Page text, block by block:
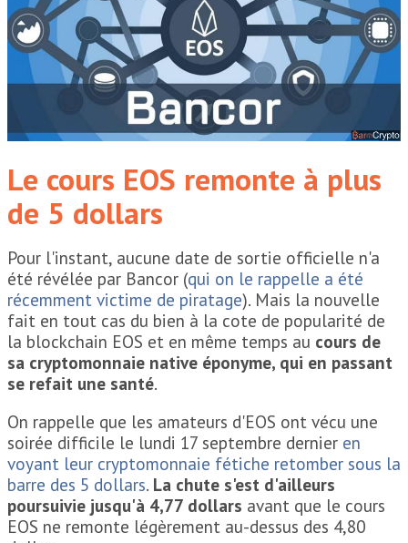
Le cours EOS remonte à plus
de 5 dollars
Pour l'instant, aucune date de sortie officielle n'a
été révélée par Bancor (qui on le rappelle a été
récemment victime de piratage). Mais la nouvelle
fait en tout cas du bien à la cote de popularité de
la blockchain EOS et en même temps au cours de
sa cryptomonnaie native éponyme, qui en passant
se refait une santé.
On rappelle que les amateurs d'EOS ont vécu une
soirée difficile le lundi 17 septembre dernier en
voyant leur cryptomonnaie fétiche retomber sous la
barre des 5 dollars. La chute s'est d'ailleurs
poursuivie jusqu'à 4,77 dollars avant que le cours
EOS ne remonte légèrement au-dessus des 4,80